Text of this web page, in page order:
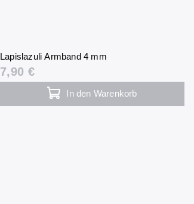
Lapislazuli Armband 4 mm
7,90 €
In den Warenkorb